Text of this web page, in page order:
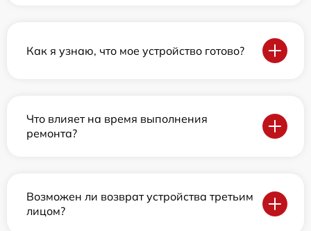
Как я узнаю, что мое устройство готово?
Что влияет на время выполнения
ремонта?
Возможен ли возврат устройства третьим
лицом?